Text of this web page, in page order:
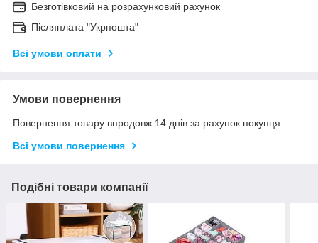
Безготівковий на розрахунковий рахунок
Післяплата "Укрпошта"
Всі умови оплати
Умови повернення
Повернення товару впродовж 14 днів за рахунок покупця
Всі умови повернення
Подібні товари компанії